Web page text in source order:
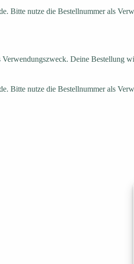
Bitte nutze die Bestellnummer als
Deine Bestellung
Bitte nutze die Bestellnummer als